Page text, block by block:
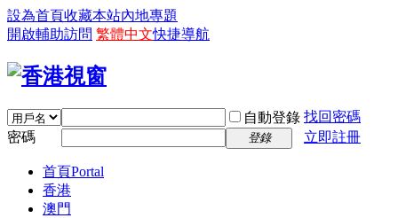
設為首頁收藏本站內地專題
開啟輔助訪問 繁體中文快捷導航
自動登錄 找回密碼
密碼
登錄 立即註冊
首頁Portal
香港
澳門